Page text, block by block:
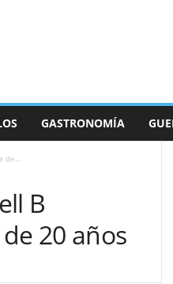
GASTRONOMÍA
de...
B
20 años